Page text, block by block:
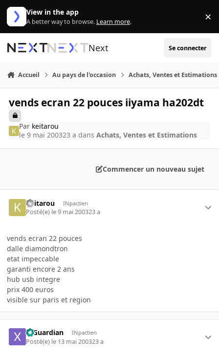
Aller au contenu
View in the app
A better way to browse. Learn more. ×
Next Se connecter
Accueil Au pays de l'occasion Achats, Ventes et Estimations
vends ecran 22 pouces iiyama ha202dt
Par keitarou
le 9 mai 200323 a dansAchats, Ventes et Estimations
Commencer un nouveau sujet
keitarou INpactien
Posté(e) le 9 mai 200323 a
vends ecran 22 pouces
dalle diamondtron
etat impeccable
garanti encore 2 ans
hub usb integre
prix 400 euros
visible sur paris et region
X-Guardian INpactien
Posté(e) le 13 mai 200323 a